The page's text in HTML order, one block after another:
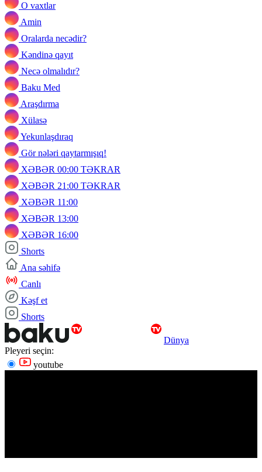
O vaxtlar
Amin
Oralarda necədir?
Kəndinə qayıt
Necə olmalıdır?
Baku Med
Araşdırma
Xülasə
Yekunlaşdıraq
Gör nələri qaytarmışıq!
XƏBƏR 00:00 TƏKRAR
XƏBƏR 21:00 TƏKRAR
XƏBƏR 11:00
XƏBƏR 13:00
XƏBƏR 16:00
Shorts
Ana səhifə
Canlı
Kəşf et
Shorts
Dünya
Pleyeri seçin:
youtube